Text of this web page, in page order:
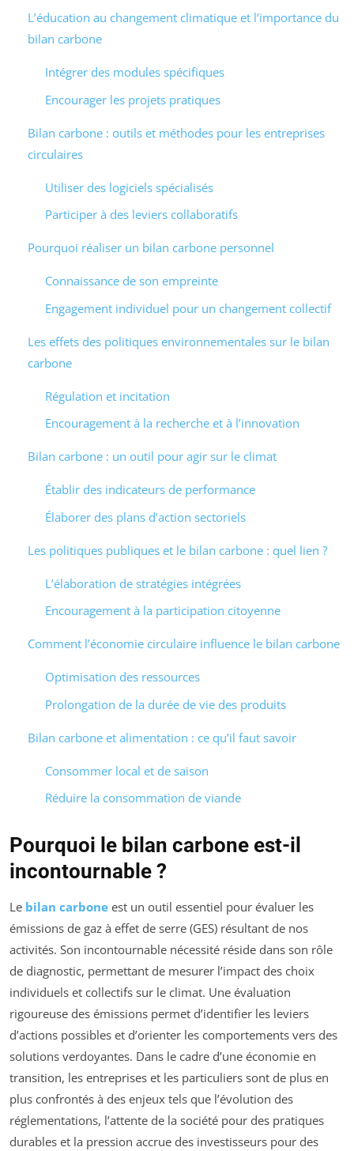
L’éducation au changement climatique et l’importance du
bilan carbone
Intégrer des modules spécifiques
Encourager les projets pratiques
Bilan carbone : outils et méthodes pour les entreprises
circulaires
Utiliser des logiciels spécialisés
Participer à des leviers collaboratifs
Pourquoi réaliser un bilan carbone personnel
Connaissance de son empreinte
Engagement individuel pour un changement collectif
Les effets des politiques environnementales sur le bilan
carbone
Régulation et incitation
Encouragement à la recherche et à l’innovation
Bilan carbone : un outil pour agir sur le climat
Établir des indicateurs de performance
Élaborer des plans d’action sectoriels
Les politiques publiques et le bilan carbone : quel lien ?
L’élaboration de stratégies intégrées
Encouragement à la participation citoyenne
Comment l’économie circulaire influence le bilan carbone
Optimisation des ressources
Prolongation de la durée de vie des produits
Bilan carbone et alimentation : ce qu’il faut savoir
Consommer local et de saison
Réduire la consommation de viande
Pourquoi le bilan carbone est-il
incontournable ?
Le bilan carbone est un outil essentiel pour évaluer les
émissions de gaz à effet de serre (GES) résultant de nos
activités. Son incontournable nécessité réside dans son rôle
de diagnostic, permettant de mesurer l’impact des choix
individuels et collectifs sur le climat. Une évaluation
rigoureuse des émissions permet d’identifier les leviers
d’actions possibles et d’orienter les comportements vers des
solutions verdoyantes. Dans le cadre d’une économie en
transition, les entreprises et les particuliers sont de plus en
plus confrontés à des enjeux tels que l’évolution des
réglementations, l’attente de la société pour des pratiques
durables et la pression accrue des investisseurs pour des